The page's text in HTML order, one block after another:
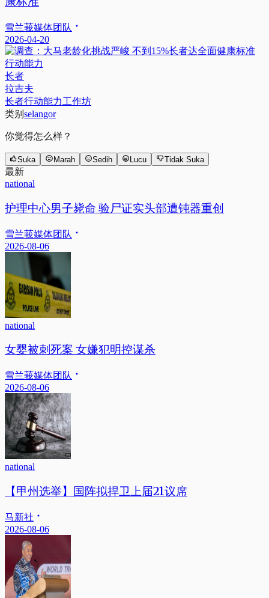
雪兰莪媒体团队
2026-04-20
行动能力
长者
拉吉夫
长者行动能力工作坊
类别 selangor
你觉得怎么样？
Suka Marah Sedih Lucu Tidak Suka
最新
national
护理中心男子毙命 验尸证实头部遭钝器重创
雪兰莪媒体团队
2026-08-06
national
女婴被刺死案 女嫌犯明控谋杀
雪兰莪媒体团队
2026-08-06
national
【甲州选举】国阵拟捍卫上届21议席
马新社
2026-08-06